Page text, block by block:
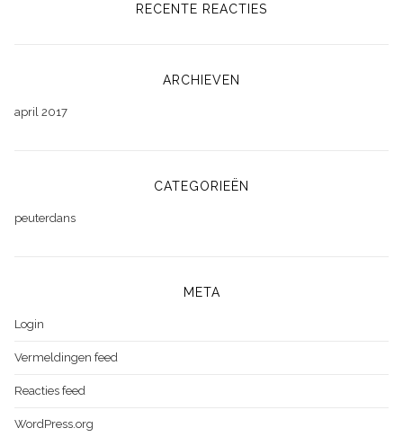
RECENTE REACTIES
ARCHIEVEN
april 2017
CATEGORIEËN
peuterdans
META
Login
Vermeldingen feed
Reacties feed
WordPress.org